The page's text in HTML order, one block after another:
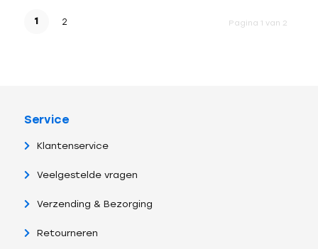
Pagina 1 van 2
1 2
Service
Klantenservice
Veelgestelde vragen
Verzending & Bezorging
Retourneren